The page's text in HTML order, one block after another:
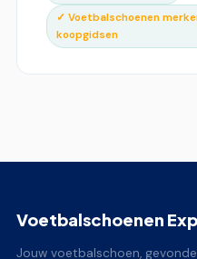
✓ Voetbalschoenen
koopgidsen
Voetbalschoenen
Jouw voetbalschoen,